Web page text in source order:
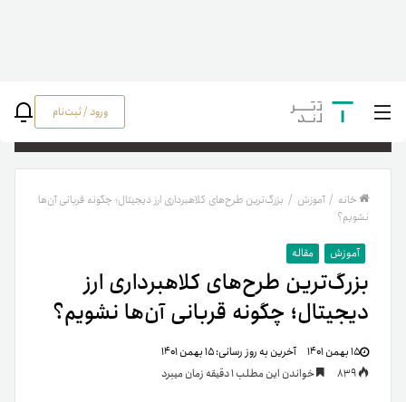
ورود / ثبت‌نام
خانه / آموزش / بزرگ‌ترین طرح‌های کلاهبرداری ارز دیجیتال؛ چگونه قربانی آن‌ها
نشویم؟
آموزش مقاله
بزرگ‌ترین طرح‌های کلاهبرداری ارز
دیجیتال؛ چگونه قربانی آن‌ها نشویم؟
۱۵ بهمن ۱۴۰۱ آخرین به روز رسانی:۱۵ بهمن ۱۴۰۱
خواندن این مطلب 1 دقیقه زمان میبرد